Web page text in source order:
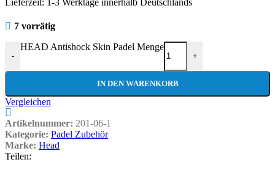
7 vorrätig
-
HEAD Antishock Skin Padel Menge
+
IN DEN WARENKORB
Vergleichen
Artikelnummer: 201-06-1
Kategorie: Padel Zubehör
Marke: Head
Teilen: